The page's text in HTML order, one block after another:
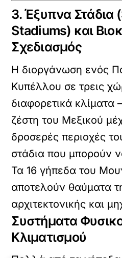
3. Έξυπνα Στάδια
Stadiums) και
Σχεδιασμός
Η διοργάνωση ενός
Κυπέλλου σε τρεις
διαφορετικά κλίματα
ζέστη του Μεξικού
δροσερές περιοχές
στάδια που μπορούν
Τα 16 γήπεδα του
αποτελούν θαύματα
αρχιτεκτονικής και
Συστήματα
Κλιματισμού